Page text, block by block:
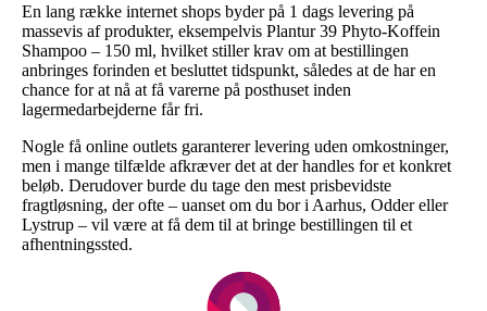
En lang række internet shops byder på 1 dags levering på
massevis af produkter, eksempelvis Plantur 39 Phyto-Koffein
Shampoo – 150 ml, hvilket stiller krav om at bestillingen
anbringes forinden et besluttet tidspunkt, således at de har en
chance for at nå at få varerne på posthuset inden
lagermedarbejderne får fri.
Nogle få online outlets garanterer levering uden omkostninger,
men i mange tilfælde afkræver det at der handles for et konkret
beløb. Derudover burde du tage den mest prisbevidste
fragtløsning, der ofte – uanset om du bor i Aarhus, Odder eller
Lystrup – vil være at få dem til at bringe bestillingen til et
afhentningssted.